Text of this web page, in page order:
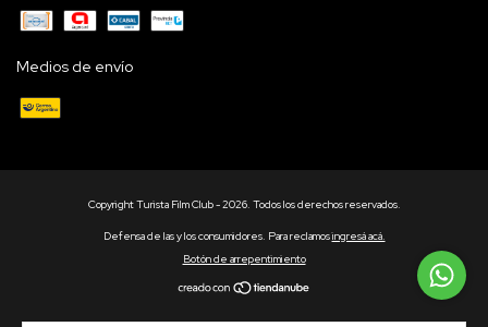
Medios de envío
Copyright Turista Film Club - 2026. Todos los derechos reservados.
Defensa de las y los consumidores. Para reclamosingresá acá.
Botón de arrepentimiento